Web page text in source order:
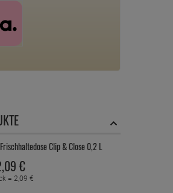
Clip & Close 0,2 L
09 €
= 2,09 €